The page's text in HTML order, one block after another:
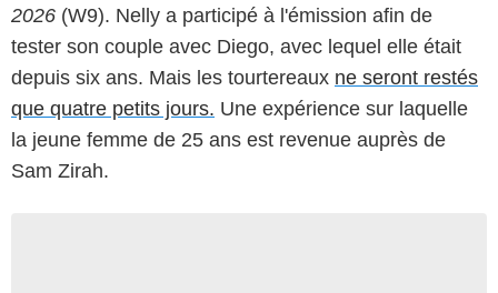
2026 (W9). Nelly a participé à l'émission afin de
tester son couple avec Diego, avec lequel elle était
depuis six ans. Mais les tourtereaux ne seront restés
que quatre petits jours. Une expérience sur laquelle
la jeune femme de 25 ans est revenue auprès de
Sam Zirah.